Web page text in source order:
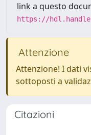
link a questo
https://
Attenzione
Attenzione! I dati
sottoposti a
Citazioni